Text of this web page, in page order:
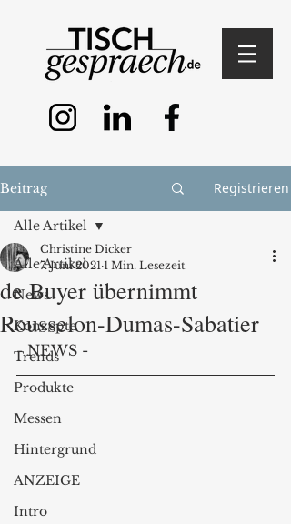
Beitrag Registrieren
Alle Artikel
News
Konzepte
Trends
Produkte
Messen
Hintergrund
ANZEIGE
Intro
Alle Artikel
de Buyer übernimmt
Rousselon-Dumas-Sabatier
Christine Dicker
7. Juni 2021 1 Min. Lesezeit
- NEWS -